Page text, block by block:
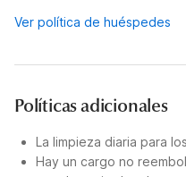
Ver política de huéspedes
Políticas adicionales
La limpieza diaria para
Hay un cargo no